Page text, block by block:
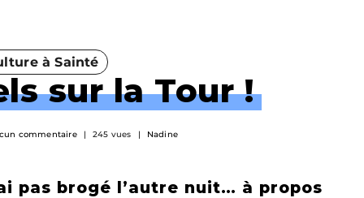
à Sainté
sur la Tour !
commentaire 245 vues Nadine
pas brogé l’autre nuit… à propos